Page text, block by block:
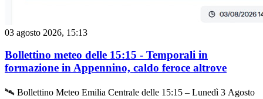
03 agosto 2026, 15:13
Bollettino meteo delle 15:15 - Temporali in
formazione in Appennino, caldo feroce altrove
🛰️ Bollettino Meteo Emilia Centrale delle 15:15 – Lunedì 3 Agosto